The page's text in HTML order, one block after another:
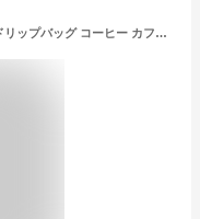
【お買い物マラソン 割引】 鮮度抜群 ドリップバッグ コーヒー カフェインレス 送料無料 8g×60袋 飲み比べ セット ブラジル コロンビア モカ 60杯分 個包装 ノンカフェ デカフェ 大容量 澤井珈琲